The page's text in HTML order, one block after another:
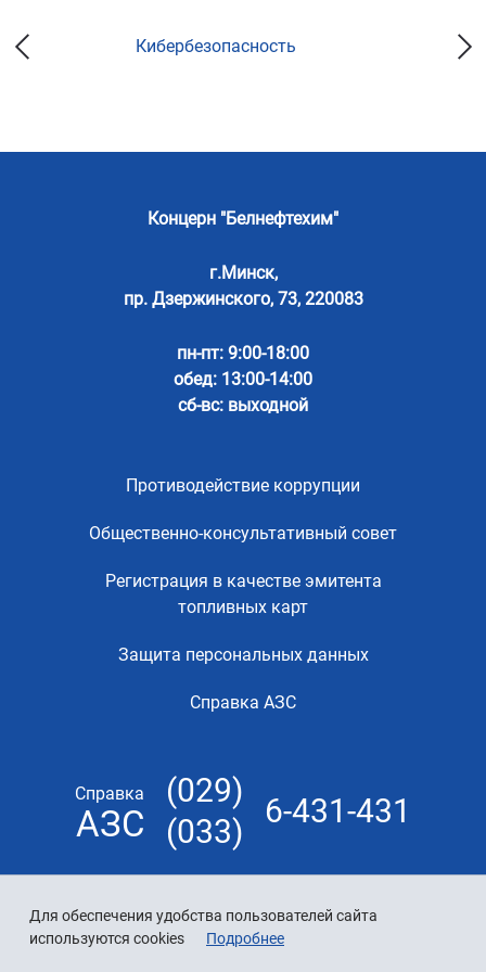
Для обеспечения удобства пользователей сайта
используются cookies
Подробнее
Кибербезопасность
Концерн "Белнефтехим"
г.Минск,
пр. Дзержинского, 73, 220083
пн-пт: 9:00-18:00
обед: 13:00-14:00
сб-вс: выходной
Противодействие коррупции
Общественно-консультативный совет
Регистрация в качестве эмитента
топливных карт
Защита персональных данных
Справка АЗС
Справка
АЗС
(029)
(033)
6-431-431